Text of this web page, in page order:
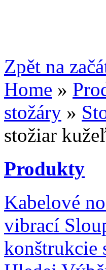
Zpět na
Home »
stožáry »
stožiar
Produkty
Kabelové
vibrací
konštrukcie